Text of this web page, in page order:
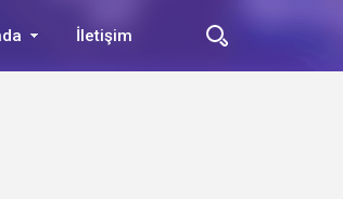
İletişim